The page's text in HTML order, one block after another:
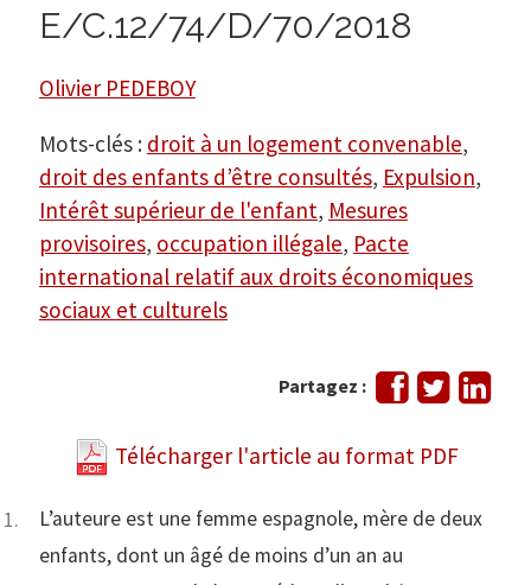
E/C.12/74/D/70/2018
Olivier PEDEBOY
Mots-clés : droit à un logement convenable,
droit des enfants d’être consultés, Expulsion,
Intérêt supérieur de l'enfant, Mesures
provisoires, occupation illégale, Pacte
international relatif aux droits économiques
sociaux et culturels
Partagez :
Partager
sur
Tweeter
Télécharger l'article au format PDF
L’auteure est une femme espagnole, mère de deux
enfants, dont un âgé de moins d’un an au